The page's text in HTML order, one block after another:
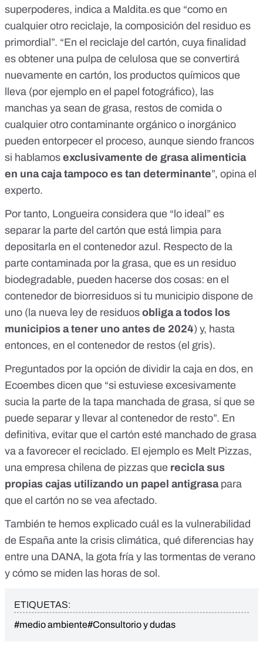
superpoderes, indica a Maldita.es que “como en
cualquier otro reciclaje, la composición del residuo es
primordial”. “En el reciclaje del cartón, cuya finalidad
es obtener una pulpa de celulosa que se convertirá
nuevamente en cartón, los productos químicos que
lleva (por ejemplo en el papel fotográfico), las
manchas ya sean de grasa, restos de comida o
cualquier otro contaminante orgánico o inorgánico
pueden entorpecer el proceso, aunque siendo francos
si hablamos exclusivamente de grasa alimenticia
en una caja tampoco es tan determinante”, opina el
experto.
Por tanto, Longueira considera que “lo ideal” es
separar la parte del cartón que está limpia para
depositarla en el contenedor azul. Respecto de la
parte contaminada por la grasa, que es un residuo
biodegradable, pueden hacerse dos cosas: en el
contenedor de biorresiduos si tu municipio dispone de
uno (la nueva ley de residuos obligaa todos los
municipios a tener uno antes de 2024) y, hasta
entonces, en el contenedor de restos (el gris).
Preguntados por la opción de dividir la caja en dos, en
Ecoembes dicen que “si estuviese excesivamente
sucia la parte de la tapa manchada de grasa, sí que se
puede separar y llevar al contenedor de resto”. En
definitiva, evitar que el cartón esté manchado de grasa
va a favorecer el reciclado. El ejemplo es Melt Pizzas,
una empresa chilena de pizzas que recicla sus
propias cajas utilizando un papel antigrasapara
que el cartón no se vea afectado.
También te hemos explicado cuál es la vulnerabilidad
de España ante la crisis climática, qué diferencias hay
entre una DANA, la gota fría y las tormentas de verano
y cómo se miden las horas de sol.
ETIQUETAS:
#medio ambiente#Consultorio y dudas